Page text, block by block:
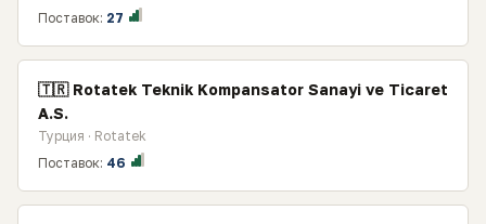
Поставок: 27
🇹🇷 Rotatek Teknik Kompansator Sanayi ve Ticaret
A.S.
Турция · Rotatek
Поставок: 46